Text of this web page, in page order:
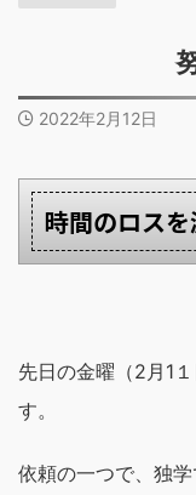
2022年2月12日
時間のロス
先日の金曜（2月1
す。
依頼の一つで、独